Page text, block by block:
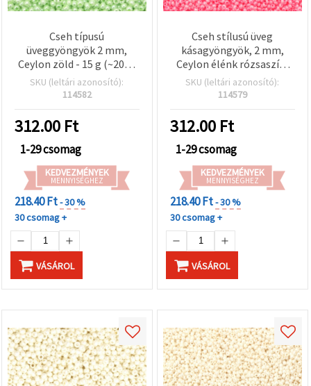
Cseh típusú
üveggyöngyök 2 mm,
Ceylon zöld - 15 g (~2050
db)
SKU (leltári azonosító):
114582
312.00 Ft
1-29 csomag
KEDVEZMÉNYEK
MENNYISÉGHEZ
218.40 Ft- 30 %
30 csomag +
VÁSÁROL
Cseh stílusú üveg
kásagyöngyök, 2 mm,
Ceylon élénk rózsaszín,
15 g (~2050 db)
SKU (leltári azonosító):
114579
312.00 Ft
1-29 csomag
KEDVEZMÉNYEK
MENNYISÉGHEZ
218.40 Ft- 30 %
30 csomag +
VÁSÁROL